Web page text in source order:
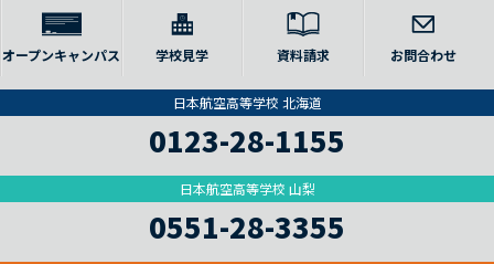
オープンキャンパス 学校見学 資料請求 お問合わせ
日本航空高等学校 北海道
0123-28-1155
日本航空高等学校 山梨
0551-28-3355